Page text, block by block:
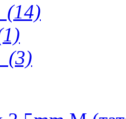
(14)
(3)